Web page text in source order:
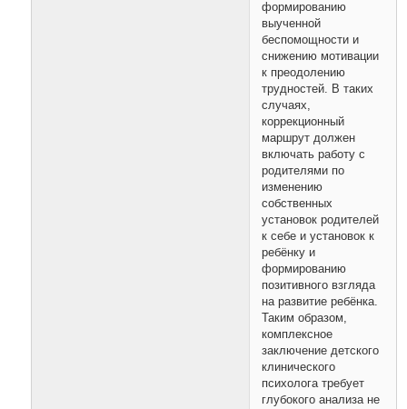
формированию
выученной
беспомощности и
снижению мотивации
к преодолению
трудностей. В таких
случаях,
коррекционный
маршрут должен
включать работу с
родителями по
изменению
собственных
установок родителей
к себе и установок к
ребёнку и
формированию
позитивного взгляда
на развитие ребёнка.
Таким образом,
комплексное
заключение детского
клинического
психолога требует
глубокого анализа не